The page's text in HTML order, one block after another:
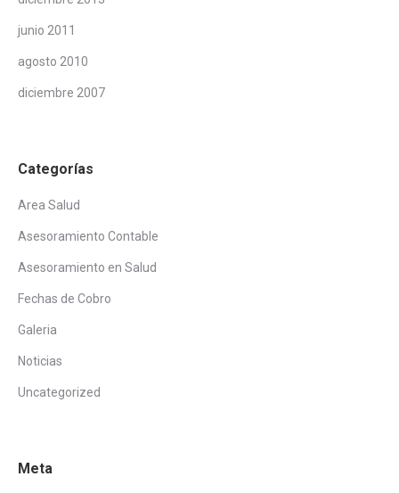
junio 2011
agosto 2010
diciembre 2007
Categorías
Area Salud
Asesoramiento Contable
Asesoramiento en Salud
Fechas de Cobro
Galeria
Noticias
Uncategorized
Meta